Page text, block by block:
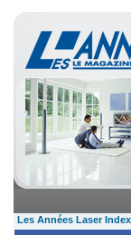
Les Années Laser